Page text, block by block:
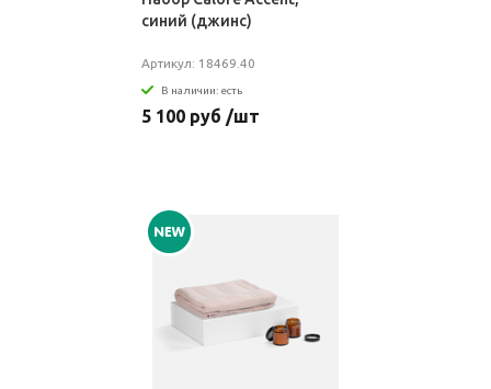
синий (джинс)
Артикул: 18469.40
В наличии: есть
5 100 руб /шт